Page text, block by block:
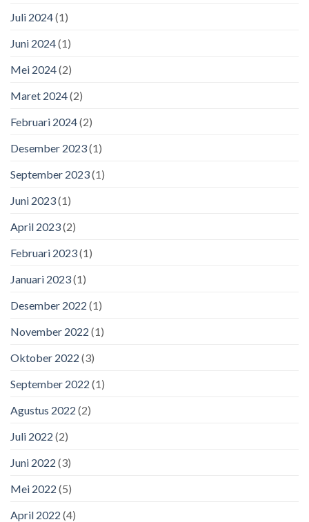
Juli 2024(1)
Juni 2024(1)
Mei 2024(2)
Maret 2024(2)
Februari 2024(2)
Desember 2023(1)
September 2023(1)
Juni 2023(1)
April 2023(2)
Februari 2023(1)
Januari 2023(1)
Desember 2022 (1)
November 2022 (1)
Oktober 2022 (3)
September 2022 (1)
Agustus 2022 (2)
Juli 2022 (2)
Juni 2022 (3)
Mei 2022 (5)
April 2022 (4)